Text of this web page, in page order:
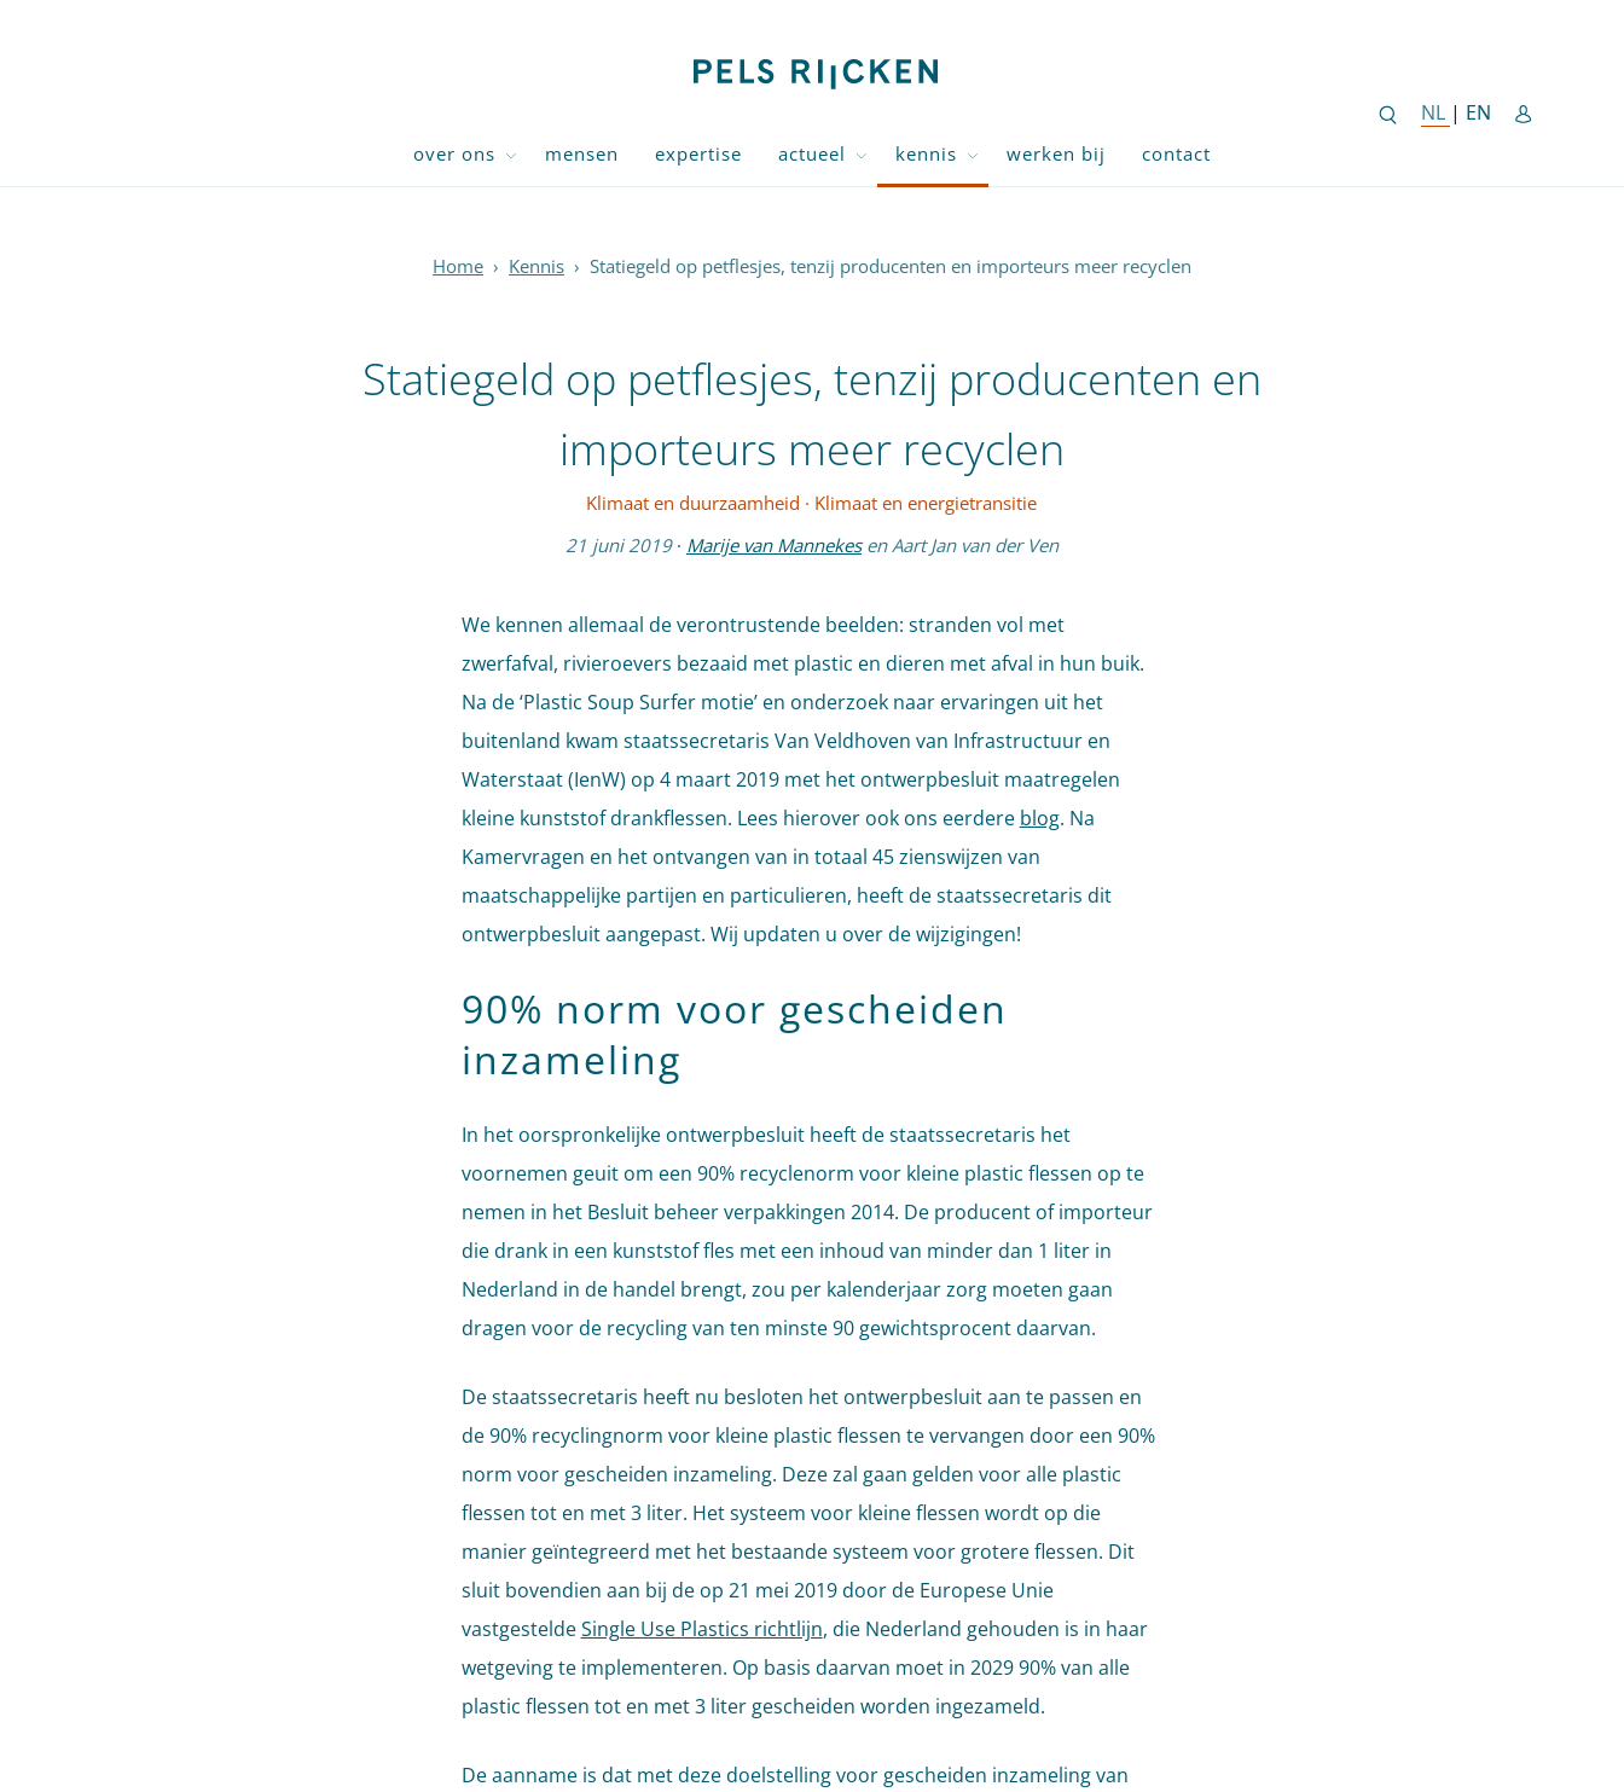
NL NEDERLANDSE
| EN ENGLISH
over ons mensen expertise actueel kennis werken bij contact
Home › Kennis › Statiegeld op petflesjes, tenzij producenten en importeurs meer recyclen
Statiegeld op petflesjes, tenzij producenten en
importeurs meer recyclen
Klimaat en duurzaamheid · Klimaat en energietransitie
21 juni 2019 · Marije van Mannekes en Aart Jan van der Ven
We kennen allemaal de verontrustende beelden: stranden vol met
zwerfafval, rivieroevers bezaaid met plastic en dieren met afval in hun buik.
Na de ‘Plastic Soup Surfer motie’ en onderzoek naar ervaringen uit het
buitenland kwam staatssecretaris Van Veldhoven van Infrastructuur en
Waterstaat (IenW) op 4 maart 2019 met het ontwerpbesluit maatregelen
kleine kunststof drankflessen. Lees hierover ook ons eerdere blog. Na
Kamervragen en het ontvangen van in totaal 45 zienswijzen van
maatschappelijke partijen en particulieren, heeft de staatssecretaris dit
ontwerpbesluit aangepast. Wij updaten u over de wijzigingen!
90% norm voor gescheiden
inzameling
In het oorspronkelijke ontwerpbesluit heeft de staatssecretaris het
voornemen geuit om een 90% recyclenorm voor kleine plastic flessen op te
nemen in het Besluit beheer verpakkingen 2014. De producent of importeur
die drank in een kunststof fles met een inhoud van minder dan 1 liter in
Nederland in de handel brengt, zou per kalenderjaar zorg moeten gaan
dragen voor de recycling van ten minste 90 gewichtsprocent daarvan.
De staatssecretaris heeft nu besloten het ontwerpbesluit aan te passen en
de 90% recyclingnorm voor kleine plastic flessen te vervangen door een 90%
norm voor gescheiden inzameling. Deze zal gaan gelden voor alle plastic
flessen tot en met 3 liter. Het systeem voor kleine flessen wordt op die
manier geïntegreerd met het bestaande systeem voor grotere flessen. Dit
sluit bovendien aan bij de op 21 mei 2019 door de Europese Unie
vastgesteldeSingle Use Plastics richtlijn, die Nederland gehouden is in haar
wetgeving te implementeren. Op basis daarvan moet in 2029 90% van alle
plastic flessen tot en met 3 liter gescheiden worden ingezameld.
De aanname is dat met deze doelstelling voor gescheiden inzameling van